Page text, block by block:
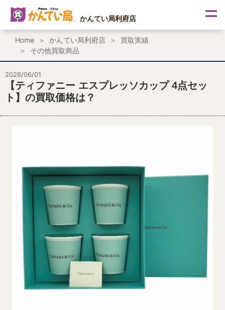
ス
プ
かんてい局利府店
Home かんてい局利府店
買取実績
その他買取商品
2026/06/01
【ティファニー エスプレッソカップ 4点セッ
ト】の買取価格は？